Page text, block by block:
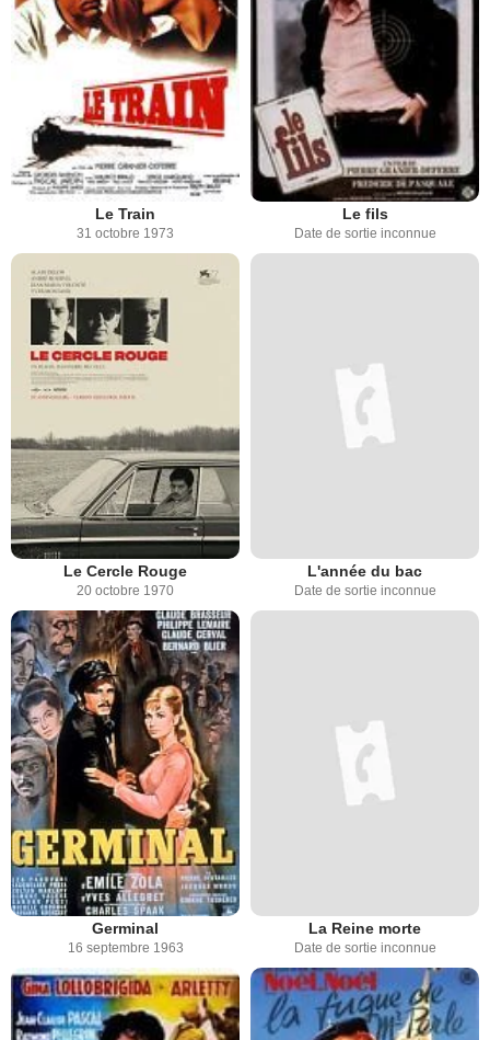
Le Train
31 octobre 1973
Le fils
Date de sortie inconnue
Le Cercle Rouge
20 octobre 1970
L'année du bac
Date de sortie inconnue
Germinal
16 septembre 1963
La Reine morte
Date de sortie inconnue